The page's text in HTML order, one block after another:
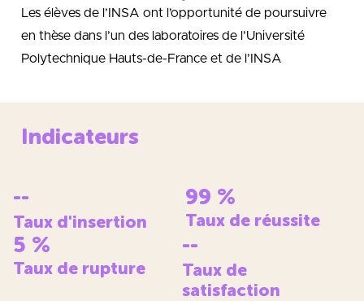
Les élèves de l’INSA ont l’opportunité de poursuivre
en thèse dans l’un des laboratoires de l’Université
Polytechnique Hauts-de-France et de l’INSA
Indicateurs
--
Taux d'insertion
99 %
Taux de réussite
5 %
Taux de rupture
--
Taux de
satisfaction